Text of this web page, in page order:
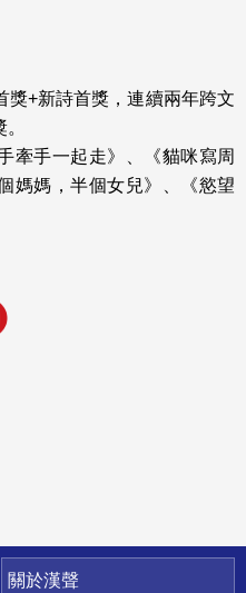
獎+新詩首獎，連續兩年跨文
牽手一起走》、《貓咪寫周
媽媽，半個女兒》、《慾望
關於漢聲